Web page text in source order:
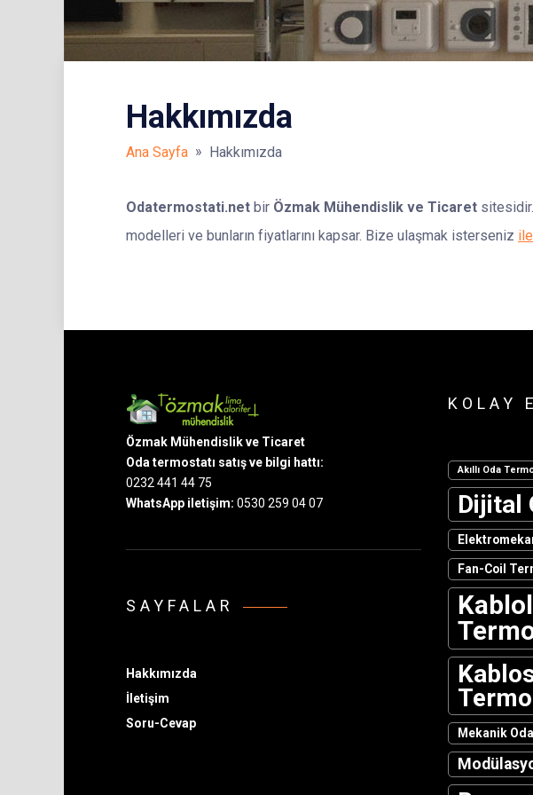
Hakkımızda
Ana Sayfa » Hakkımızda
Odatermostati.net bir Özmak Mühendislik ve Ticaret
modelleri ve bunların fiyatlarını kapsar. Bize ulaşmak isterseniz
Özmak Mühendislik ve Ticaret
Oda termostatı satış ve bilgi hattı:
0232 441 44 75
WhatsApp iletişim: 0530 259 04 07
SAYFALAR
Hakkımızda
İletişim
Soru-Cevap
KOLAY
Akıllı Oda
Dijital
Fan-Coil
Mekanik